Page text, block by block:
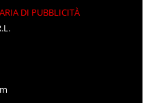
DI PUBBLICITÀ